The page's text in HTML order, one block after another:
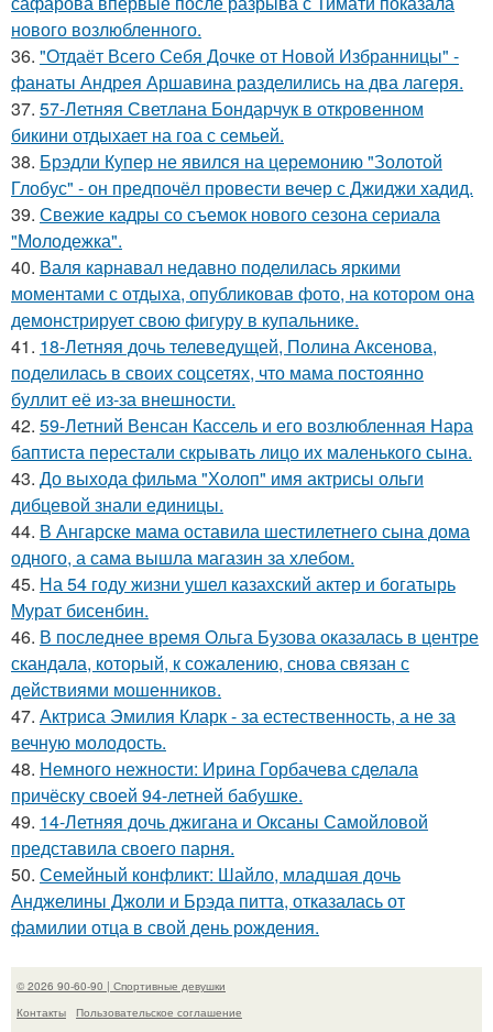
нового возлюбленного.
36. "Отдаёт Всего Себя Дочке от Новой Избранницы" -
фанаты Андрея Аршавина разделились на два лагеря.
37. 57-Летняя Светлана Бондарчук в откровенном
бикини отдыхает на гоа с семьей.
38. Брэдли Купер не явился на церемонию "Золотой
Глобус" - он предпочёл провести вечер с Джиджи хадид.
39. Свежие кадры со съемок нового сезона сериала
"Молодежка".
40. Валя карнавал недавно поделилась яркими
моментами с отдыха, опубликовав фото, на котором она
демонстрирует свою фигуру в купальнике.
41. 18-Летняя дочь телеведущей, Полина Аксенова,
поделилась в своих соцсетях, что мама постоянно
буллит её из-за внешности.
42. 59-Летний Венсан Кассель и его возлюбленная Нара
баптиста перестали скрывать лицо их маленького сына.
43. До выхода фильма "Холоп" имя актрисы ольги
дибцевой знали единицы.
44. В Ангарске мама оставила шестилетнего сына дома
одного, а сама вышла магазин за хлебом.
45. На 54 году жизни ушел казахский актер и богатырь
Мурат бисенбин.
46. В последнее время Ольга Бузова оказалась в центре
скандала, который, к сожалению, снова связан с
действиями мошенников.
47. Актриса Эмилия Кларк - за естественность, а не за
вечную молодость.
48. Немного нежности: Ирина Горбачева сделала
причёску своей 94-летней бабушке.
49. 14-Летняя дочь джигана и Оксаны Самойловой
представила своего парня.
50. Семейный конфликт: Шайло, младшая дочь
Анджелины Джоли и Брэда питта, отказалась от
фамилии отца в свой день рождения.
© 2026 90-60-90 | Спортивные девушки
Контакты
Пользовательское соглашение